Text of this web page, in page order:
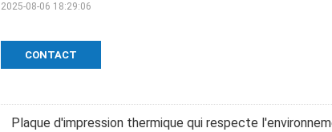
CONTACT
2025-08-06 18:29:06
Plaque d'impression thermique qui respecte